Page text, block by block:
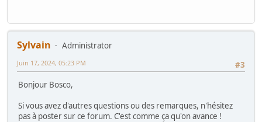
Sylvain
Administrator
#3
Juin 17, 2024, 05:23 PM
Bonjour Bosco,
Si vous avez d'autres questions ou des remarques, n'hésitez
pas à poster sur ce forum. C'est comme ça qu'on avance !